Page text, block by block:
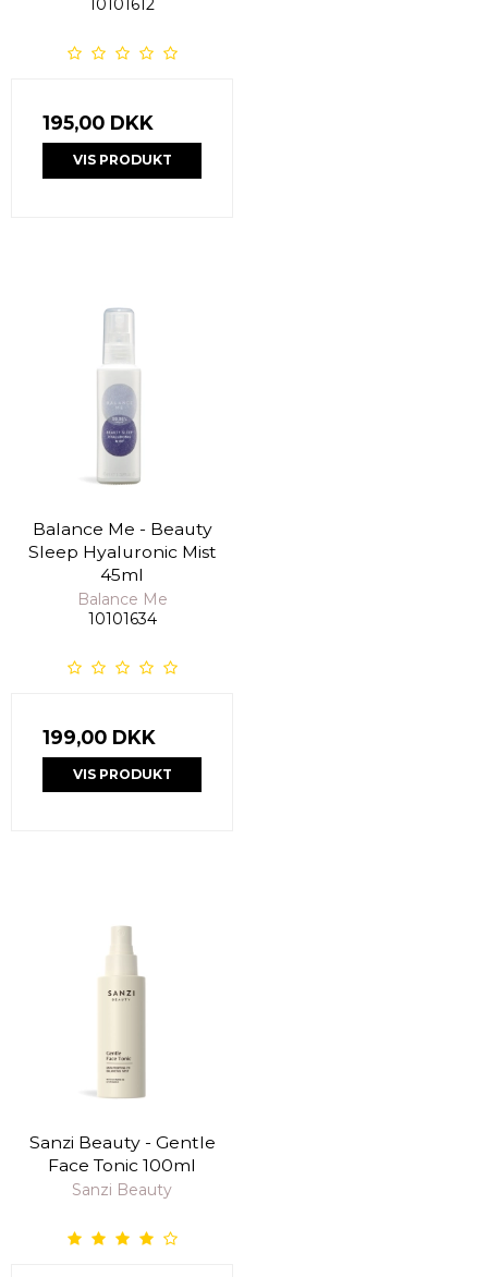
10101612
195,00 DKK
VIS PRODUKT
Balance Me - Beauty
Sleep Hyaluronic Mist
45ml
Balance Me
10101634
199,00 DKK
VIS PRODUKT
Sanzi Beauty - Gentle
Face Tonic 100ml
Sanzi Beauty